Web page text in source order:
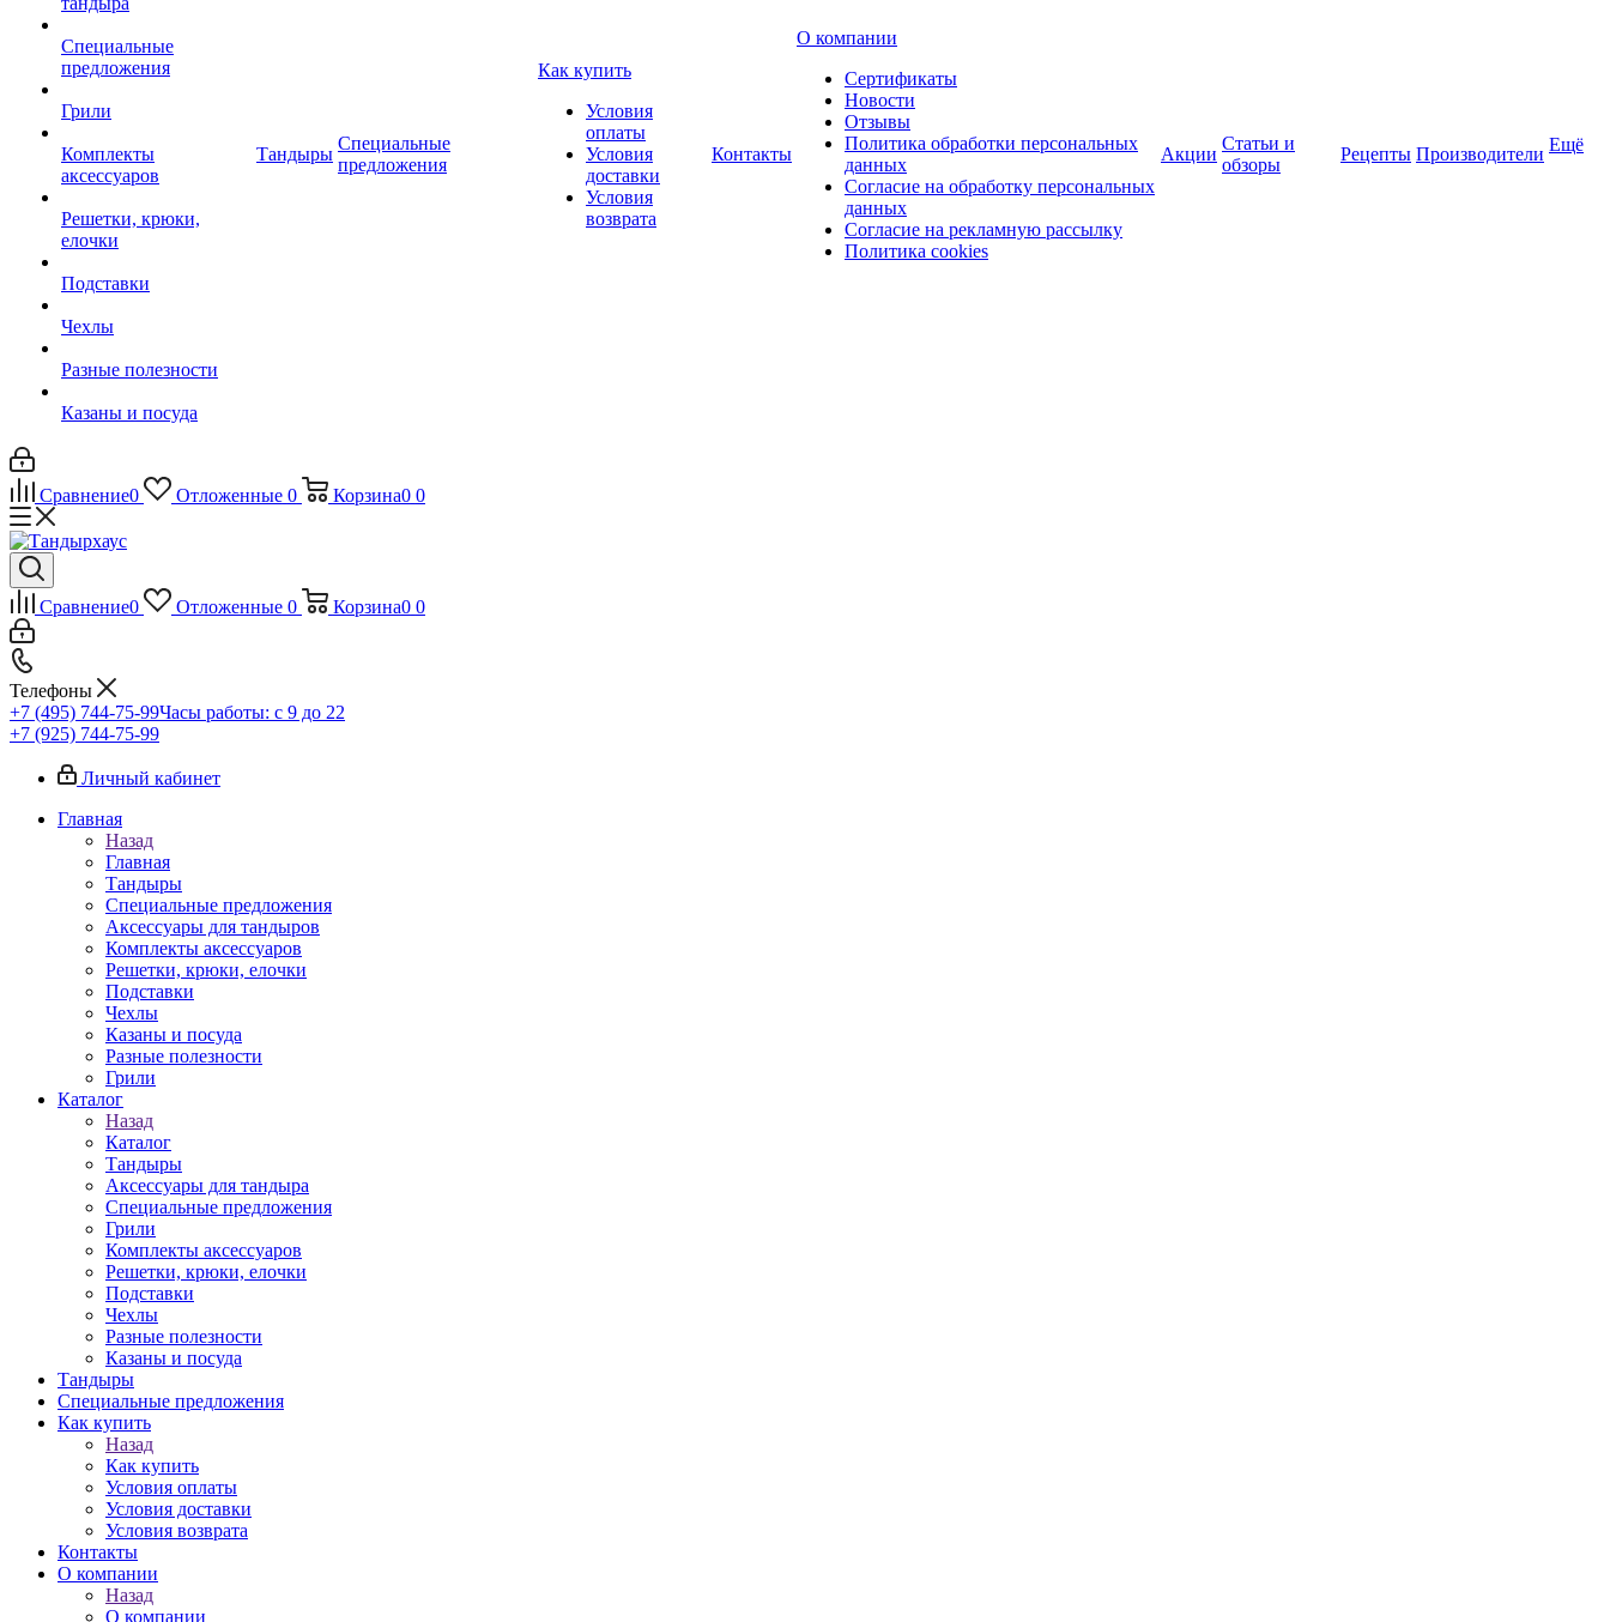
Специальные
предложения
Грили
Комплекты
аксессуаров
Решетки, крюки,
елочки
Подставки
Чехлы
Разные полезности
Казаны и посуда
Тандыры
Специальные
предложения
Как купить
Условия
оплаты
Условия
доставки
Условия
возврата
Контакты
О компании
Сертификаты
Новости
Отзывы
Политика обработки персональных
данных
Согласие на обработку персональных
данных
Согласие на рекламную рассылку
Политика cookies
Акции
Статьи и
обзоры
Рецепты Производители Ещё
Сравнение0 Отложенные 0 Корзина0 0
Сравнение0 Отложенные 0 Корзина0 0
Телефоны
+7 (495) 744-75-99Часы работы: c 9 до 22
+7 (925) 744-75-99
Личный кабинет
Главная
Назад
Главная
Тандыры
Специальные предложения
Аксессуары для тандыров
Комплекты аксессуаров
Решетки, крюки, елочки
Подставки
Чехлы
Казаны и посуда
Разные полезности
Грили
Каталог
Назад
Каталог
Тандыры
Аксессуары для тандыра
Специальные предложения
Грили
Комплекты аксессуаров
Решетки, крюки, елочки
Подставки
Чехлы
Разные полезности
Казаны и посуда
Тандыры
Специальные предложения
Как купить
Назад
Как купить
Условия оплаты
Условия доставки
Условия возврата
Контакты
О компании
Назад
О компании